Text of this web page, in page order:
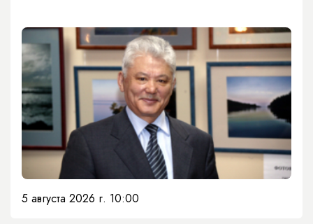
5 августа 2026 г. 10:00